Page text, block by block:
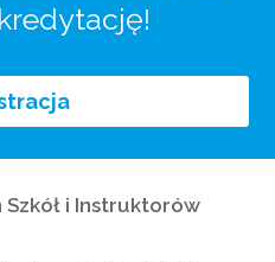
i Instruktorów